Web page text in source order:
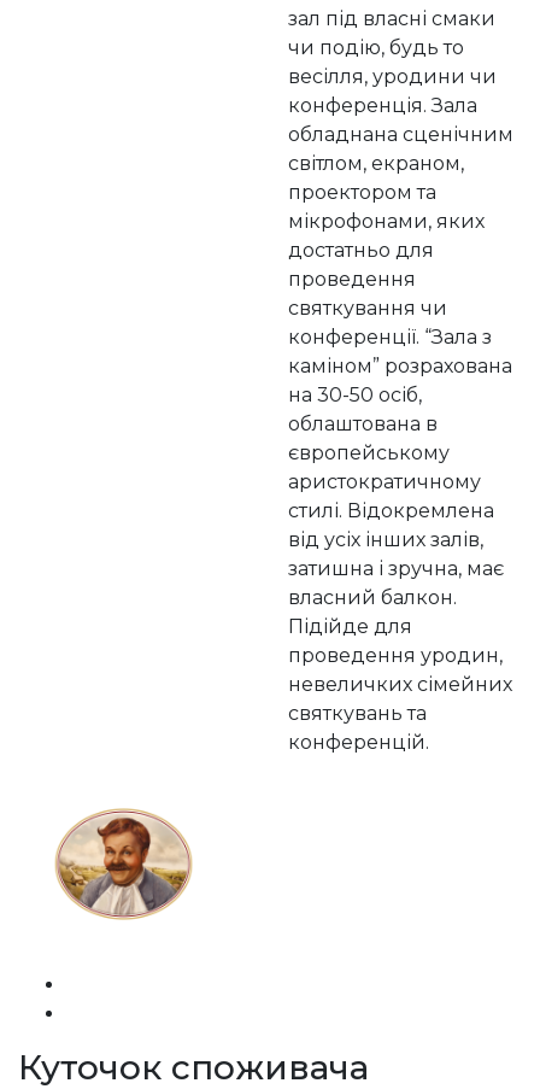
зал під власні смаки
чи подію, будь то
весілля, уродини чи
конференція. Зала
обладнана сценічним
світлом, екраном,
проектором та
мікрофонами, яких
достатньо для
проведення
святкування чи
конференції. “Зала з
каміном” розрахована
на 30-50 осіб,
облаштована в
європейському
аристократичному
стилі. Відокремлена
від усіх інших залів,
затишна і зручна, має
власний балкон.
Підійде для
проведення уродин,
невеличких сімейних
святкувань та
конференцій.
Куточок споживача